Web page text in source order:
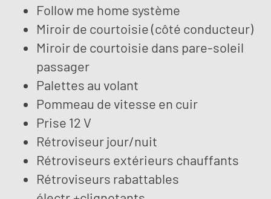
Follow me home système
Miroir de courtoisie (côté conducteur)
Miroir de courtoisie dans pare-soleil
passager
Palettes au volant
Pommeau de vitesse en cuir
Prise 12 V
Rétroviseur jour/nuit
Rétroviseurs extérieurs chauffants
Rétroviseurs rabattables